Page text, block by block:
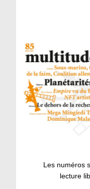
Les numéros
lecture